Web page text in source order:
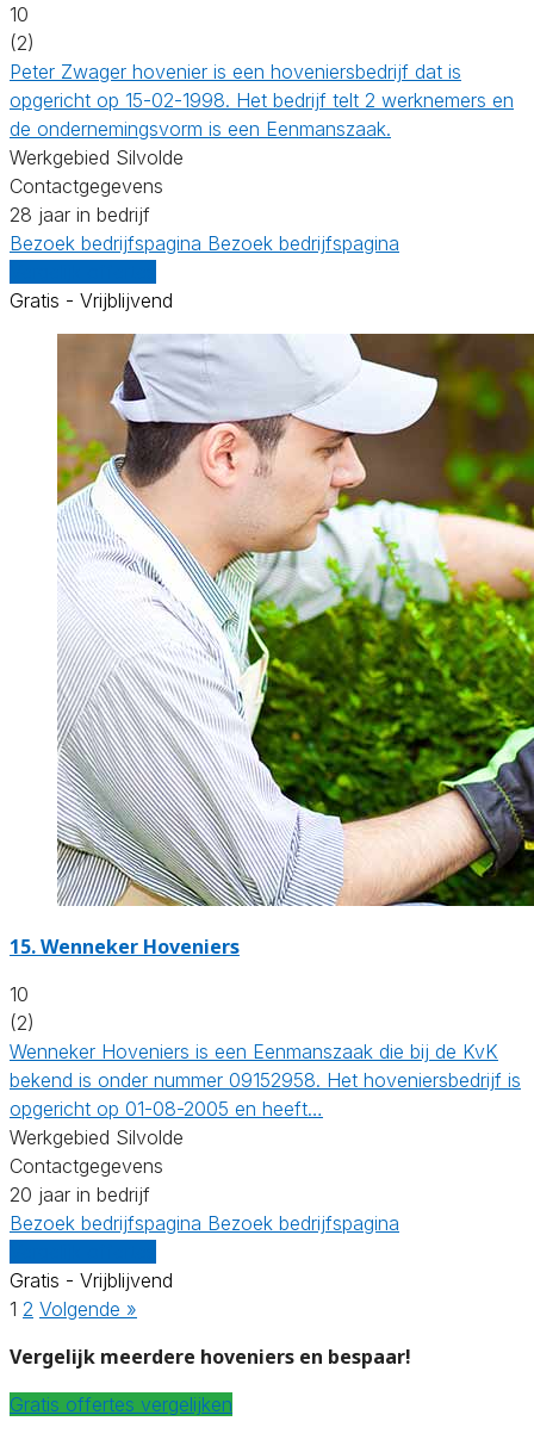
10
(2)
Peter Zwager hovenier is een hoveniersbedrijf dat is
opgericht op 15-02-1998. Het bedrijf telt 2 werknemers en
de ondernemingsvorm is een Eenmanszaak.
Werkgebied Silvolde
Contactgegevens
28 jaar in bedrijf
Bezoek bedrijfspagina Bezoek bedrijfspagina
Gratis - Vrijblijvend
15.Wenneker Hoveniers
10
(2)
Wenneker Hoveniers is een Eenmanszaak die bij de KvK
bekend is onder nummer 09152958. Het hoveniersbedrijf is
opgericht op 01-08-2005 en heeft…
Werkgebied Silvolde
Contactgegevens
20 jaar in bedrijf
Bezoek bedrijfspagina Bezoek bedrijfspagina
Gratis - Vrijblijvend
1 2 Volgende »
Vergelijk meerdere hoveniers en bespaar!
Gratis offertes vergelijken